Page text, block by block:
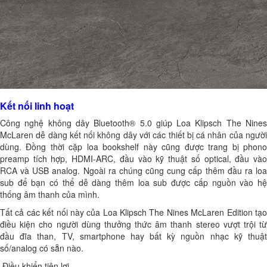
Kết nối linh hoạt
Công nghệ không dây Bluetooth® 5.0 giúp Loa Klipsch The Nines
McLaren dễ dàng kết nối không dây với các thiết bị cá nhân của người
dùng. Đồng thời cặp loa bookshelf này cũng được trang bị phono
preamp tích hợp, HDMI-ARC, đầu vào kỹ thuật số optical, đầu vào
RCA và USB analog. Ngoài ra chúng cũng cung cấp thêm đầu ra loa
sub để bạn có thể dễ dàng thêm loa sub được cấp nguồn vào hệ
thống âm thanh của mình.
Tất cả các kết nối này của Loa Klipsch The Nines McLaren Edition tạo
điều kiện cho người dùng thưởng thức âm thanh stereo vượt trội từ
đầu đĩa than, TV, smartphone hay bất kỳ nguồn nhạc kỹ thuật
số/analog có sẵn nào.